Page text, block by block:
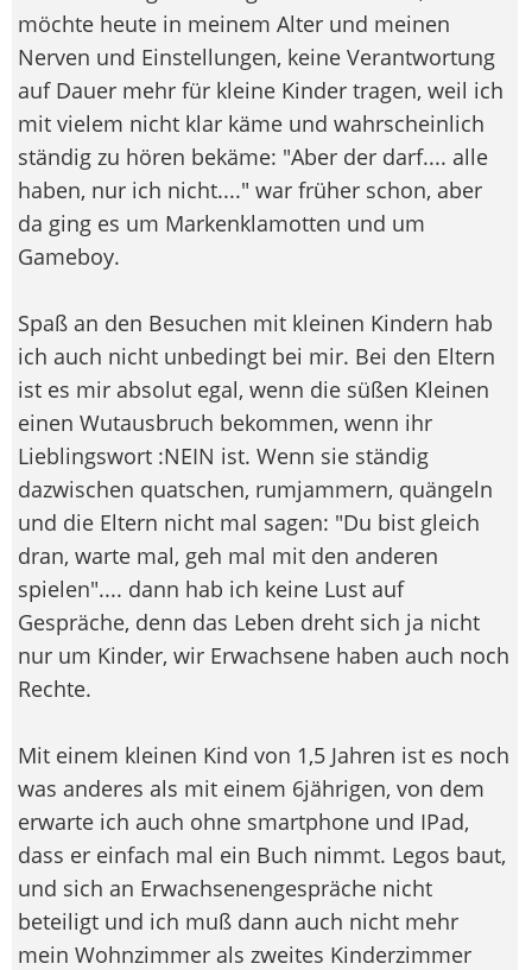
möchte heute in meinem Alter und meinen
Nerven und Einstellungen, keine Verantwortung
auf Dauer mehr für kleine Kinder tragen, weil ich
mit vielem nicht klar käme und wahrscheinlich
ständig zu hören bekäme: "Aber der darf.... alle
haben, nur ich nicht...." war früher schon, aber
da ging es um Markenklamotten und um
Gameboy.
Spaß an den Besuchen mit kleinen Kindern hab
ich auch nicht unbedingt bei mir. Bei den Eltern
ist es mir absolut egal, wenn die süßen Kleinen
einen Wutausbruch bekommen, wenn ihr
Lieblingswort :NEIN ist. Wenn sie ständig
dazwischen quatschen, rumjammern, quängeln
und die Eltern nicht mal sagen: "Du bist gleich
dran, warte mal, geh mal mit den anderen
spielen".... dann hab ich keine Lust auf
Gespräche, denn das Leben dreht sich ja nicht
nur um Kinder, wir Erwachsene haben auch noch
Rechte.
Mit einem kleinen Kind von 1,5 Jahren ist es noch
was anderes als mit einem 6jährigen, von dem
erwarte ich auch ohne smartphone und IPad,
dass er einfach mal ein Buch nimmt. Legos baut,
und sich an Erwachsenengespräche nicht
beteiligt und ich muß dann auch nicht mehr
mein Wohnzimmer als zweites Kinderzimmer